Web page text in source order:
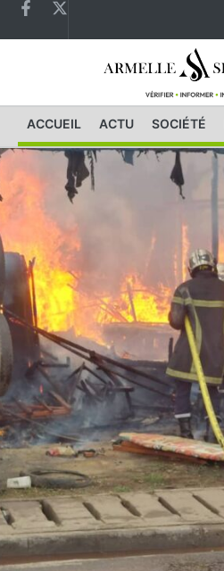
ACCUEIL ACTU SOCIÉTÉ